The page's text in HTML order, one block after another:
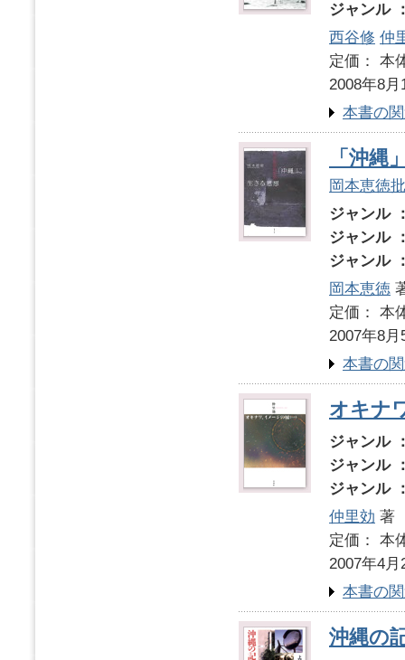
ジャンル
西谷修 仲
定価：
2008年8月
本書の
「沖縄
岡本恵徳
ジャンル
ジャンル
ジャンル
岡本恵徳
定価：
2007年8月
本書の
オキナ
ジャンル
ジャンル
ジャンル
仲里効 著
定価：
2007年4月
本書の
沖縄の